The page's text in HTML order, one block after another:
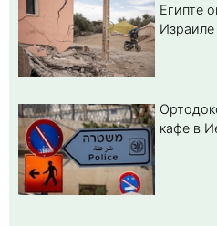
Египте
Израиле
кафе в